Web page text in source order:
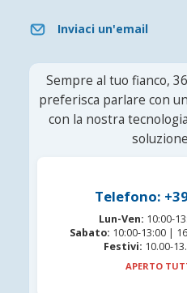
Inviaci un'email
Sempre al tuo fianco,
preferisca parlare con
con la nostra
Telefono:
Lun-Ven: 10:00-
Sabato: 10:00-13:00 |
Festivi: 10.00-
APERTO